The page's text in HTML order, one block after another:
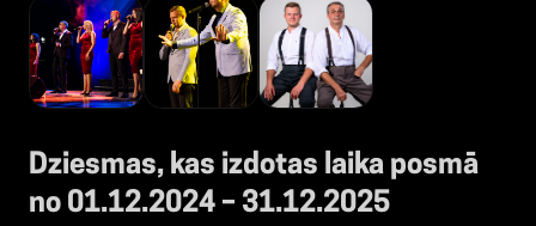
Dziesmas, kas izdotas laika posmā
no 01.12.2024 – 31.12.2025